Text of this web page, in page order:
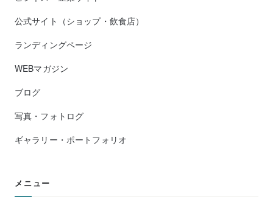
公式サイト（ショップ・飲食店）
ランディングページ
WEBマガジン
ブログ
写真・フォトログ
ギャラリー・ポートフォリオ
メニュー